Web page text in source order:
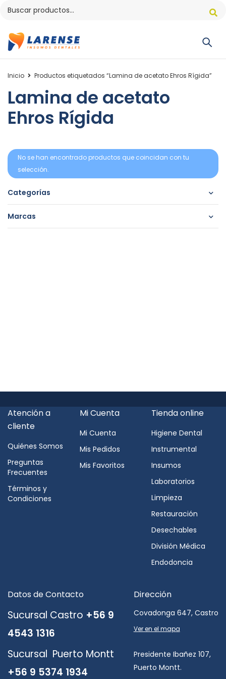
Inicio Productos etiquetados “Lamina de acetato Ehros Rígida”
Lamina de acetato
Ehros Rígida
Categorías
Marcas
No se han encontrado productos que coincidan con tu
selección.
Atención a
cliente
Quiénes Somos
Preguntas
Frecuentes
Términos y
Condiciones
Mi Cuenta
Mi Cuenta
Mis Pedidos
Mis Favoritos
Tienda online
Higiene Dental
Instrumental
Insumos
Laboratorios
Limpieza
Restauración
Desechables
División Médica
Endodoncia
Datos de Contacto
Sucursal Castro +56 9
4543 1316
Sucursal Puerto Montt
+56 9 5374 1934
Dirección
Covadonga 647, Castro
Ver en el mapa
Presidente Ibañez 107,
Puerto Montt.